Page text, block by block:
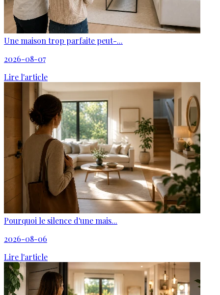
Une maison trop parfaite peut-...
2026-08-07
Lire l'article
Pourquoi le silence d'une mais...
2026-08-06
Lire l'article